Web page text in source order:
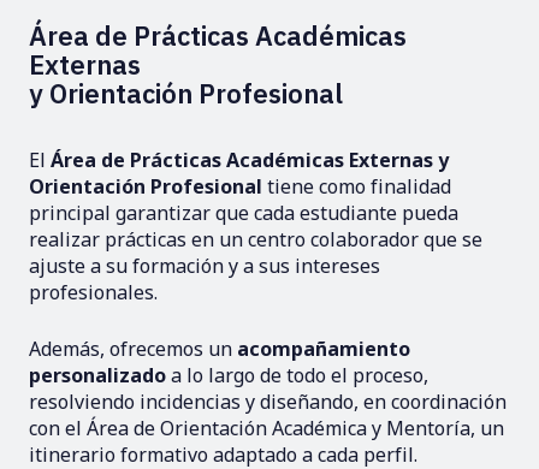
Área de Prácticas Académicas
Externas
y Orientación Profesional
El Área de Prácticas Académicas Externas y
Orientación Profesional tiene como finalidad
principal garantizar que cada estudiante pueda
realizar prácticas en un centro colaborador que se
ajuste a su formación y a sus intereses
profesionales.
Además, ofrecemos un acompañamiento
personalizadoa lo largo de todo el proceso,
resolviendo incidencias y diseñando, en coordinación
con el Área de Orientación Académica y Mentoría, un
itinerario formativo adaptado a cada perfil.